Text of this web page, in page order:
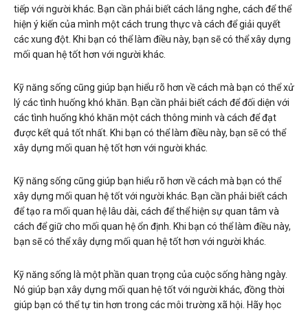
tiếp với người khác. Bạn cần phải biết cách lắng nghe, cách để thể
hiện ý kiến của mình một cách trung thực và cách để giải quyết
các xung đột. Khi bạn có thể làm điều này, bạn sẽ có thể xây dựng
mối quan hệ tốt hơn với người khác.
Kỹ năng sống cũng giúp bạn hiểu rõ hơn về cách mà bạn có thể xử
lý các tình huống khó khăn. Bạn cần phải biết cách để đối diện với
các tình huống khó khăn một cách thông minh và cách để đạt
được kết quả tốt nhất. Khi bạn có thể làm điều này, bạn sẽ có thể
xây dựng mối quan hệ tốt hơn với người khác.
Kỹ năng sống cũng giúp bạn hiểu rõ hơn về cách mà bạn có thể
xây dựng mối quan hệ tốt với người khác. Bạn cần phải biết cách
để tạo ra mối quan hệ lâu dài, cách để thể hiện sự quan tâm và
cách để giữ cho mối quan hệ ổn định. Khi bạn có thể làm điều này,
bạn sẽ có thể xây dựng mối quan hệ tốt hơn với người khác.
Kỹ năng sống là một phần quan trọng của cuộc sống hàng ngày.
Nó giúp bạn xây dựng mối quan hệ tốt với người khác, đồng thời
giúp bạn có thể tự tin hơn trong các môi trường xã hội. Hãy học